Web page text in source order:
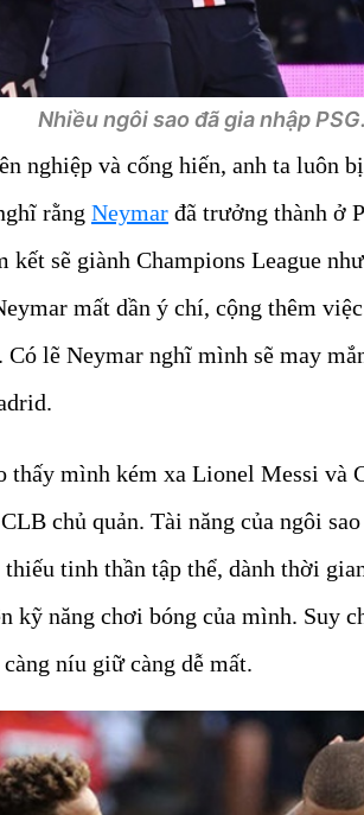
Nhiều ngôi sao đã gia nhập PSG.
nghiệp và cống hiến, anh ta luôn
rằng Neymar đã trưởng thành ở
kết sẽ giành Champions League
mất dần ý chí, cộng thêm
lẽ Neymar nghĩ mình sẽ may
thấy mình kém xa Lionel Messi và
chủ quản. Tài năng của ngôi
tinh thần tập thể, dành thời
kỹ năng chơi bóng của mình. Suy
níu giữ càng dễ mất.